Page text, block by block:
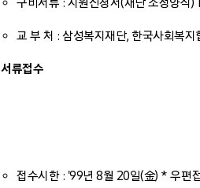
교 부 처 : 삼성복지재단, 한국사회복
서류접수
접수시한 : '99년 8월 20일(金) * 우편